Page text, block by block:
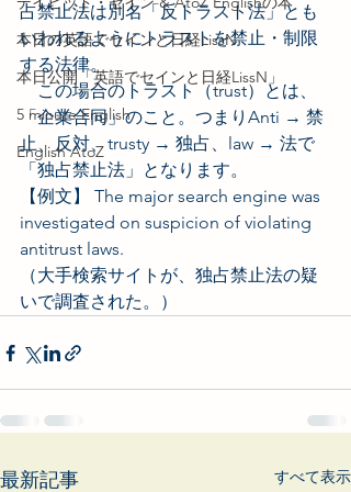
本日の英語でセインと日経LissN
本日公開「英語でセインと日経LissN」
5 minute English
English AtoZ
占禁止法は別名「反トラスト法」とも
いわれるようにトラストを禁止・制限
する法律。
この場合のトラスト（trust）とは、
「企業合同」のこと。つまりAnti → 禁
止、反対、trusty → 独占、law → 法で
「独占禁止法」となります。
【例文】 The major search engine was
investigated on suspicion of violating
antitrust laws.
（大手検索サイトが、独占禁止法の疑
いで調査された。）
最新記事 すべて表示